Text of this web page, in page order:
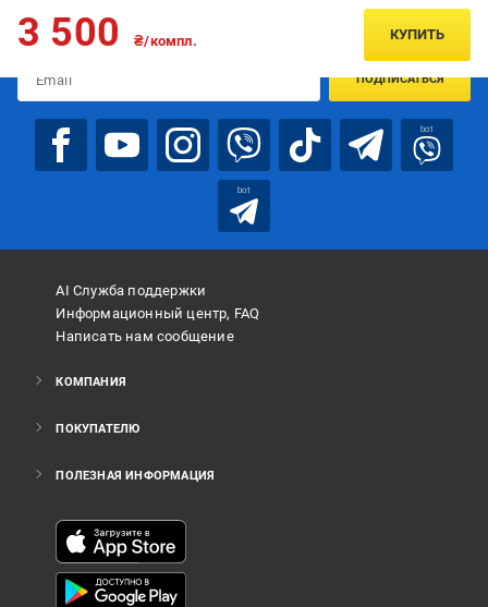
3 500 ₴/компл. КУПИТЬ
Подписывайтесь, чтобы узнавать первым об акцияx и
ПОДПИСАТЬСЯ
bot
bot
AI Служба поддержки
Информационный центр, FAQ
Написать нам сообщение
КОМПАНИЯ
ПОКУПАТЕЛЮ
ПОЛЕЗНАЯ ИНФОРМАЦИЯ